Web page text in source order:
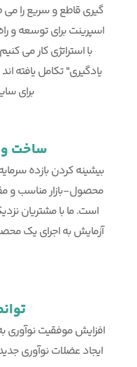
گیری قاطع و سریع را می
اسپرینت برای توسعه و
با استراتژی کار می
یادگیری" تکامل یافته
برای
ساخت و
بیشینه کردن بازده
محصول-بازار مناسب و
است. ما با مشتریان
آزمایش به اجرای یک
افزایش موفقیت نوآوری
ایجاد عضلات نوآوری